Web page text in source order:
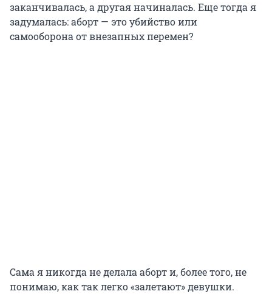
заканчивалась, а другая начиналась. Еще тогда я
задумалась: аборт — это убийство или
самооборона от внезапных перемен?
Сама я никогда не делала аборт и, более того, не
понимаю, как так легко «залетают» девушки.